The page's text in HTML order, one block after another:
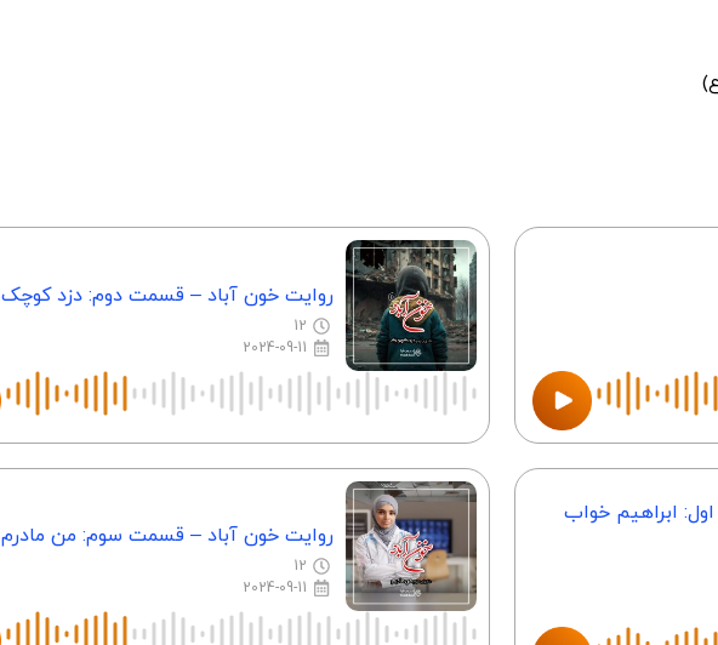
روایت خون آباد – قسمت دوم: دزد کوچک
12
2024-09-11
ابراهیم خواب
روایت خون آباد – قسمت سوم: من مادرم
12
2024-09-11